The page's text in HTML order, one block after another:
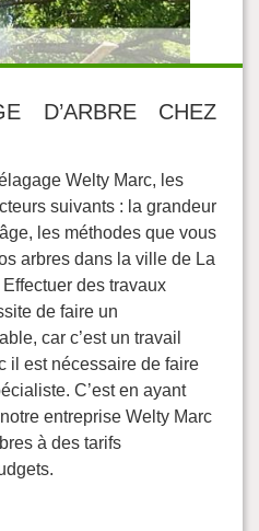
D’ARBRE CHEZ
Welty Marc, les
suivants : la grandeur
les méthodes que vous
arbres dans la ville de La
des travaux
de faire un
car c’est un travail
il est nécessaire de faire
C’est en ayant
entreprise Welty Marc
à des tarifs